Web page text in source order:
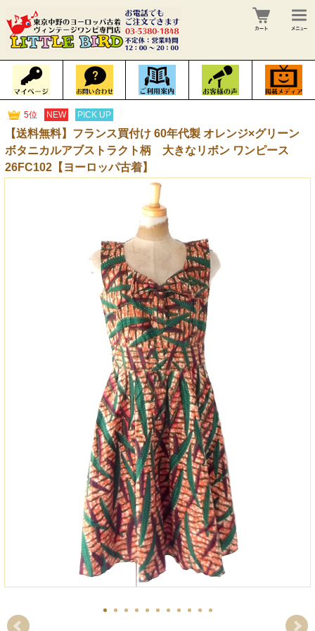
5位 NEW PICK UP
【送料無料】フランス買付け 60年代製 オレンジ×グリーン
ボタニカルアブストラクト柄 大きなリボン ワンピース
26FC102【ヨーロッパ古着】